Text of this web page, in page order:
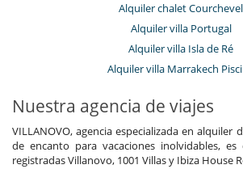
Alquiler chalet Courchevel
Alquiler villa Portugal
Alquiler villa Isla de Ré
Alquiler villa Marrakech
Nuestra agencia de viajes
VILLANOVO, agencia especializada en alquiler
de encanto para vacaciones inolvidables,
registradas Villanovo, 1001 Villas y Ibiza House